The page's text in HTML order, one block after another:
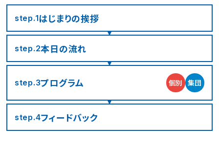
step.1はじまりの挨拶
step.2本日の流れ
step.3プログラム 個別 集団
step.4フィードバック
LITALICOジュニア
茨城エリアの教室一覧
つくば市
児童発達支援
LITALICOジュニア
埼玉エリアの教室一覧
さいたま市浦和区
朝霞市
LITALICOジュニア
千葉エリアの教室一覧
船橋市
浦安市
LITALICOジュニア
東京エリアの教室一覧
武蔵野市
豊島区
LITALICOジュニア
神奈川エリアの教室一覧
川崎市川崎区
横浜市港北区
LITALICOジュニア
愛知エリアの教室一覧
名古屋市名東区
名古屋市北区
LITALICOジュニア
静岡エリアの教室一覧
静岡市駿河区
児童発達支援
LITALICOジュニア
三重エリアの教室一覧
四日市市
放課後等デイサービス
LITALICOジュニア
大阪エリアの教室一覧
寝屋川市
大阪市住之江区
LITALICOジュニア
兵庫エリアの教室一覧
神戸市東灘区
神戸市垂水区
LITALICOジュニア
京都エリアの教室一覧
京都市下京区
京都市東山区
LITALICOジュニア
奈良エリアの教室一覧
奈良市
北葛城郡王寺町
LITALICOジュニア
宮城エリアの教室一覧
仙台市太白区
児童発達支援
LITALICOジュニア
広島エリアの教室一覧
広島市中区
児童発達支援
LITALICOジュニア
福岡エリアの教室一覧
北九州市
福岡市城南区